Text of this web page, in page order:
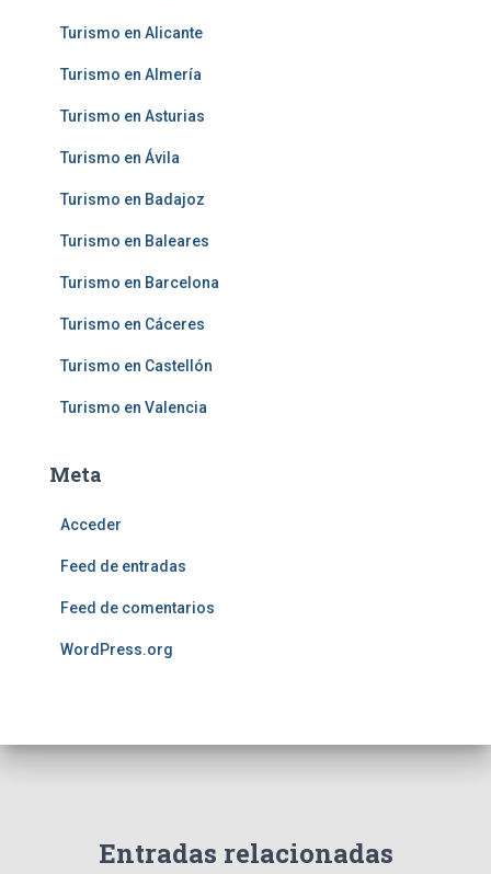
Turismo en Alicante
Turismo en Almería
Turismo en Asturias
Turismo en Ávila
Turismo en Badajoz
Turismo en Baleares
Turismo en Barcelona
Turismo en Cáceres
Turismo en Castellón
Turismo en Valencia
Meta
Acceder
Feed de entradas
Feed de comentarios
WordPress.org
Entradas relacionadas